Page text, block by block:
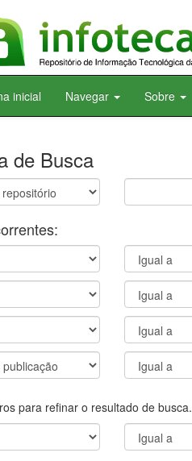
inicial Navegar Sobre
de Busca
para refinar o resultado de busca.